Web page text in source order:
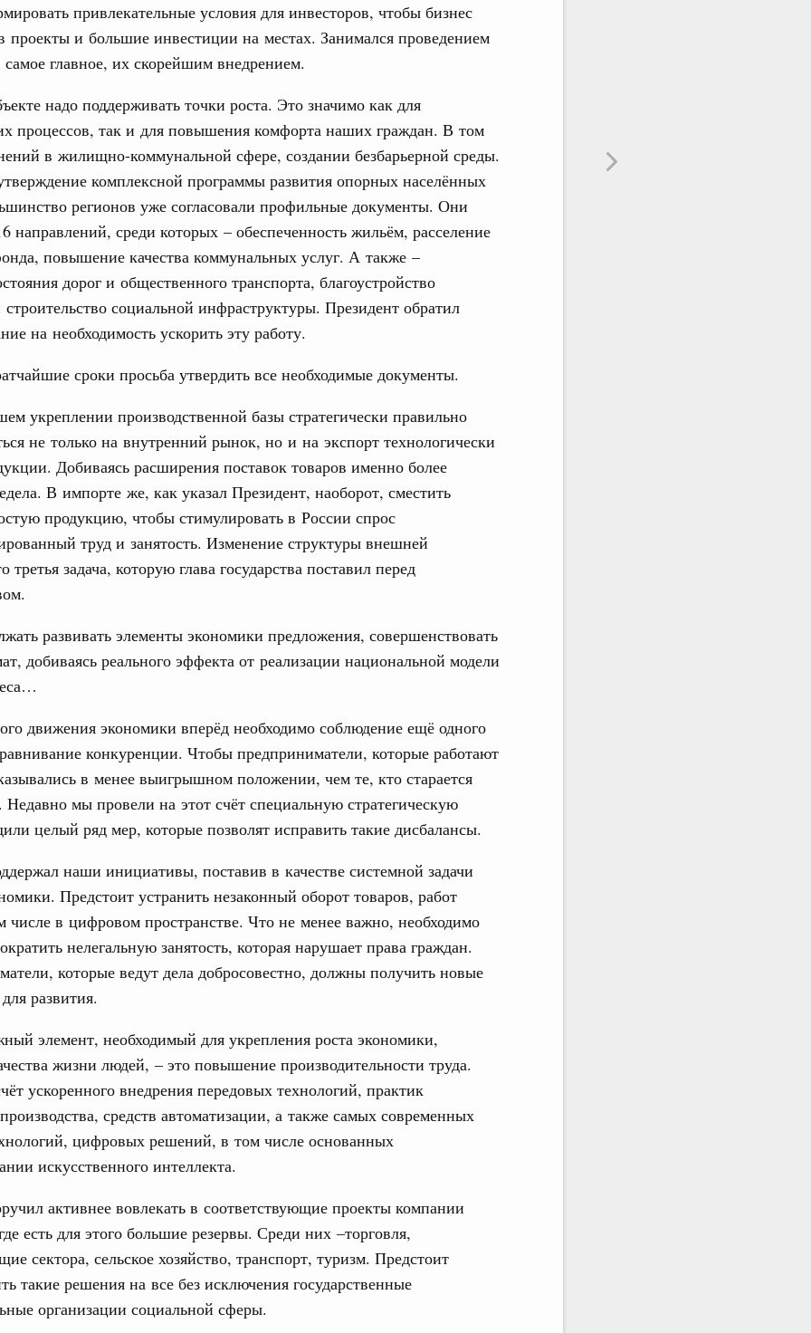
привлекательные условия для инвесторов, чтобы бизнес
проекты и большие инвестиции на местах. Занимался проведением
самое главное, их скорейшим внедрением.
надо поддерживать точки роста. Это значимо как для
процессов, так и для повышения комфорта наших граждан. В том
в жилищно-коммунальной сфере, создании безбарьерной среды.
комплексной программы развития опорных населённых
регионов уже согласовали профильные документы. Они
направлений, среди которых – обеспеченность жильём, расселение
повышение качества коммунальных услуг. А также –
дорог и общественного транспорта, благоустройство
социальной инфраструктуры. Президент обратил
на необходимость ускорить эту работу.
сроки просьба утвердить все необходимые документы.
укреплении производственной базы стратегически правильно
не только на внутренний рынок, но и на экспорт технологически
Добиваясь расширения поставок товаров именно более
В импорте же, как указал Президент, наоборот, сместить
продукцию, чтобы стимулировать в России спрос
труд и занятость. Изменение структуры внешней
третья задача, которую глава государства поставил перед
развивать элементы экономики предложения, совершенствовать
добиваясь реального эффекта от реализации национальной модели
движения экономики вперёд необходимо соблюдение ещё одного
конкуренции. Чтобы предприниматели, которые работают
в менее выигрышном положении, чем те, кто старается
Недавно мы провели на этот счёт специальную стратегическую
целый ряд мер, которые позволят исправить такие дисбалансы.
наши инициативы, поставив в качестве системной задачи
Предстоит устранить незаконный оборот товаров, работ
числе в цифровом пространстве. Что не менее важно, необходимо
нелегальную занятость, которая нарушает права граждан.
которые ведут дела добросовестно, должны получить новые
развития.
элемент, необходимый для укрепления роста экономики,
жизни людей, – это повышение производительности труда.
ускоренного внедрения передовых технологий, практик
средств автоматизации, а также самых современных
цифровых решений, в том числе основанных
искусственного интеллекта.
активнее вовлекать в соответствующие проекты компании
есть для этого большие резервы. Среди них –торговля,
сектора, сельское хозяйство, транспорт, туризм. Предстоит
такие решения на все без исключения государственные
организации социальной сферы.
Интеграция на пространстве СНГ
совета в узком составе
странами (кроме СНГ) на двусторонней основе
с Министром промышленности,
Мохаммадом Атабаком
маршрутов научно-популярного туризма в
науки и технологий
VIII Российско-Киргизского
Киргизской межрегиональной
трассах открылись
сервиса
1
еще